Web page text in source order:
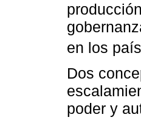
en los
Dos
poder y